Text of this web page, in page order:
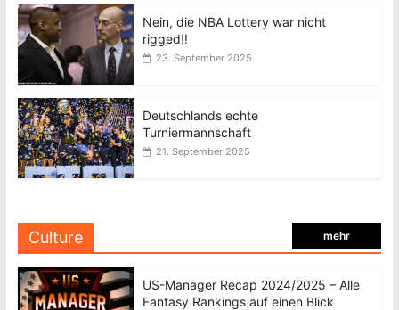
Nein, die NBA Lottery war nicht
rigged!!
23. September 2025
Deutschlands echte
Turniermannschaft
21. September 2025
Culture mehr
US-Manager Recap 2024/2025 – Alle
Fantasy Rankings auf einen Blick